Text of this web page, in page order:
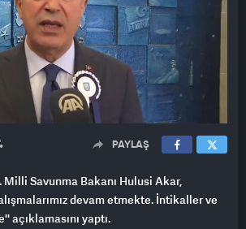
PAYLAŞ
Savunma Bakanı Hulusi Akar,
devam etmekte. İntikaller ve
açıklamasını yaptı.